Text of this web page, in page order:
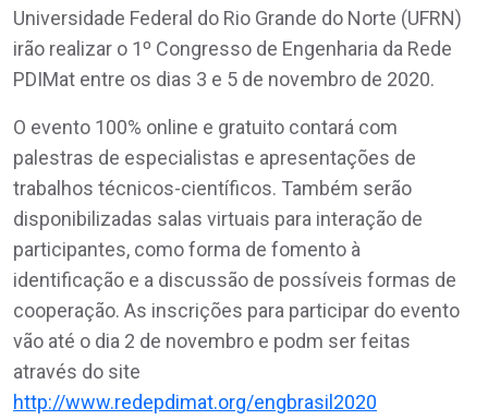
Universidade Federal do Rio Grande do Norte (UFRN)
irão realizar o 1º Congresso de Engenharia da Rede
PDIMat entre os dias 3 e 5 de novembro de 2020.
O evento 100% online e gratuito contará com
palestras de especialistas e apresentações de
trabalhos técnicos-científicos. Também serão
disponibilizadas salas virtuais para interação de
participantes, como forma de fomento à
identificação e a discussão de possíveis formas de
cooperação. As inscrições para participar do evento
vão até o dia 2 de novembro e podm ser feitas
através do site
http://www.redepdimat.org/engbrasil2020